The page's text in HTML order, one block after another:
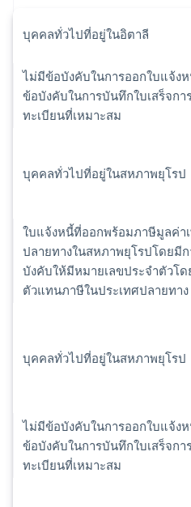
บุคคลทั่วไปที่อยู่ในอิตาลี
ไม่มีข้อบังคับในการออกใบแจ้ง
ข้อบังคับในการบันทึกใบเสร็จกา
ทะเบียนที่เหมาะสม
บุคคลทั่วไปที่อยู่ในสหภาพยุโรป
ใบแจ้งหนี้ที่ออกพร้อมภาษีมูลค่า
ปลายทางในสหภาพยุโรปโดยมี
บังคับให้มีหมายเลขประจำตัวโ
ตัวแทนภาษีในประเทศปลายทาง
บุคคลทั่วไปที่อยู่ในสหภาพยุโรป
ไม่มีข้อบังคับในการออกใบแจ้ง
ข้อบังคับในการบันทึกใบเสร็จกา
ทะเบียนที่เหมาะสม